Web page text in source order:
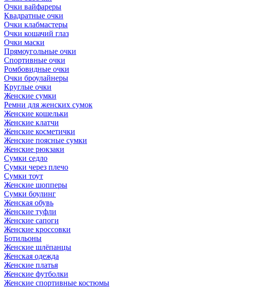
Очки вайфареры
Квадратные очки
Очки клабмастеры
Очки кошачий глаз
Очки маски
Прямоугольные очки
Спортивные очки
Ромбовидные очки
Очки броулайнеры
Круглые очки
Женские сумки
Ремни для женских сумок
Женские кошельки
Женские клатчи
Женские косметички
Женские поясные сумки
Женские рюкзаки
Сумки седло
Сумки через плечо
Сумки тоут
Женские шопперы
Сумки боулинг
Женская обувь
Женские туфли
Женские сапоги
Женские кроссовки
Ботильоны
Женские шлёпанцы
Женская одежда
Женские платья
Женские футболки
Женские спортивные костюмы